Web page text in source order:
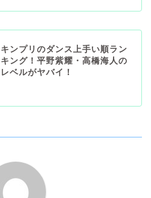
キンプリのダンス上手い順ラン
キング！平野紫耀・高橋海人の
レベルがヤバイ！